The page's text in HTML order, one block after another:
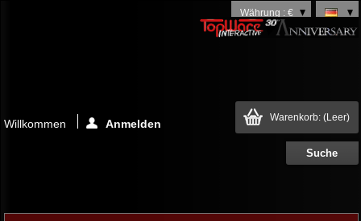
Währung : €
Warenkorb: (Leer)
Willkommen Anmelden